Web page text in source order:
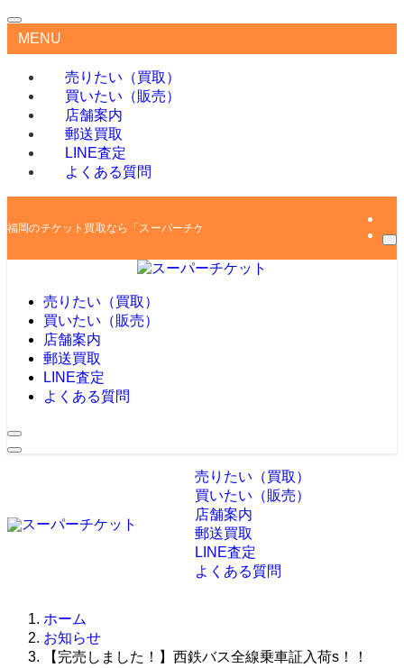
MENU
売りたい（買取）
買いたい（販売）
店舗案内
郵送買取
LINE査定
よくある質問
福岡のチケット買取なら「スーパーチケット」
売りたい（買取）
買いたい（販売）
店舗案内
郵送買取
LINE査定
よくある質問
売りたい（買取）
買いたい（販売）
店舗案内
郵送買取
LINE査定
よくある質問
ホーム
お知らせ
【完売しました！】西鉄バス全線乗車証入荷s！！